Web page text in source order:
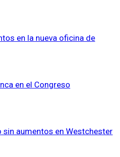
en la nueva oficina de
en el Congreso
sin aumentos en Westchester